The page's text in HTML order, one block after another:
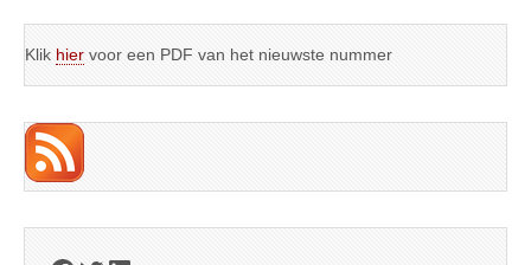
Klik hier voor een PDF van het nieuwste nummer